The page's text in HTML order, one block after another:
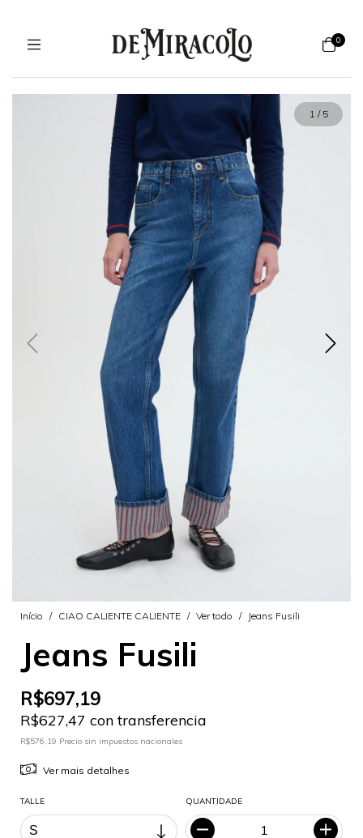
0
1 / 5
Início / CIAO CALIENTE CALIENTE / Ver todo / Jeans Fusili
Jeans Fusili
R$697,19
R$627,47 con transferencia
R$576,19 Precio sin impuestos nacionales
Ver mais detalhes
TALLE QUANTIDADE